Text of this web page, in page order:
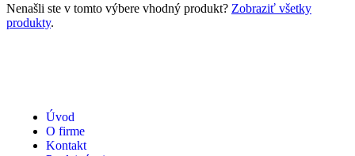
Nenašli ste v tomto výbere vhodný produkt? Zobraziť všetky
produkty.
Úvod
O firme
Kontakt